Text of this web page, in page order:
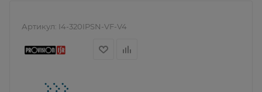
Артикул: I4-320IPSN-VF-V4